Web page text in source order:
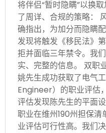
将伴侣“暂时隐瞒”以换
了周详、合规的策略：
确指出，为加分而隐瞒
发现将触发《移民法》
拒并面临三年禁令。我
实、完整的信息。 双职
姚先生成功获取了电气
Engineer）的职业评估
评估发现陈先生的平面
职业在维州190州担保
业评估可行性高。我们